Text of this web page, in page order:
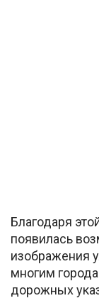
Благодаря
появилась
изображения
многим
дорожных